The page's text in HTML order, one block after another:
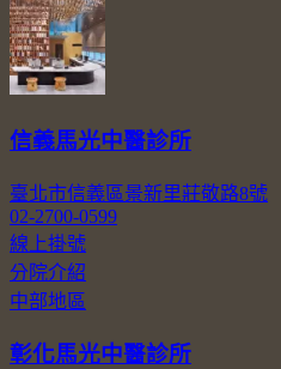
信義馬光中醫診所
臺北市信義區景新里莊敬路8號
02-2700-0599
線上掛號
分院介紹
中部地區
彰化馬光中醫診所